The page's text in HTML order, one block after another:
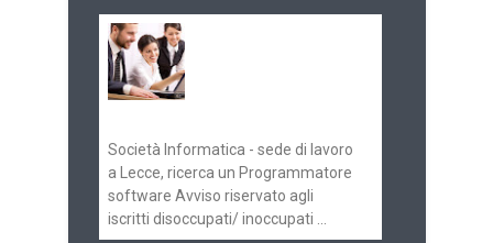
Società Informatica - sede di lavoro
a Lecce, ricerca un Programmatore
software Avviso riservato agli
iscritti disoccupati/ inoccupati ...